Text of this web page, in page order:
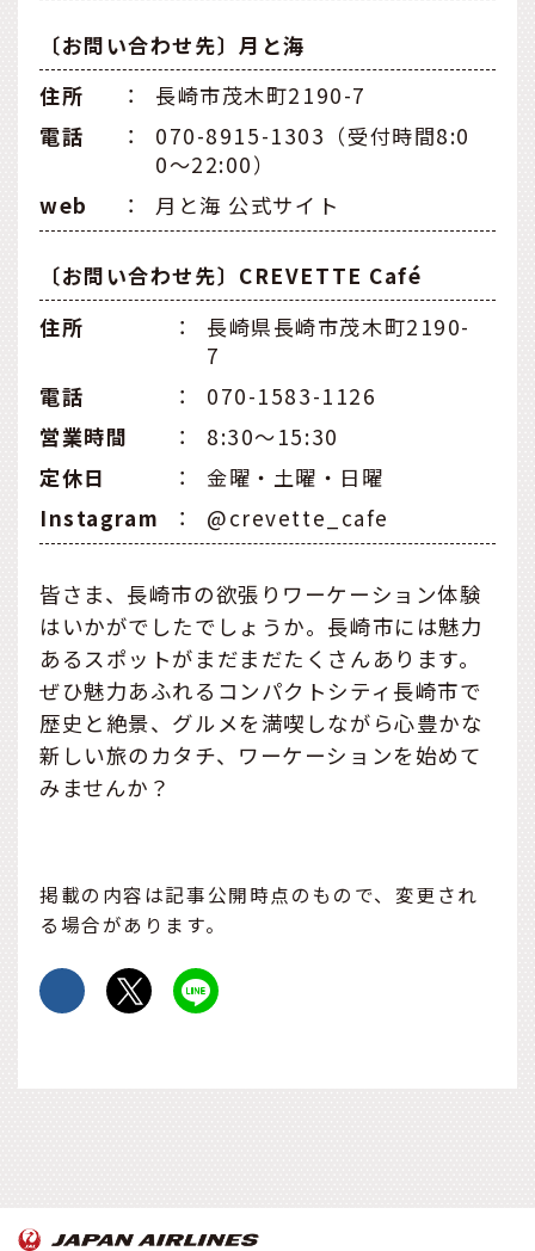
〔お問い合わせ先〕月と海
住所
：
長崎市茂木町2190-7
電話
：
070-8915-1303（受付時間8:0
0〜22:00）
web
： 月と海 公式サイト
〔お問い合わせ先〕CREVETTE Café
住所
：
長崎県長崎市茂木町2190-
7
電話
：
070-1583-1126
営業時間
：
8:30〜15:30
定休日
：
金曜・土曜・日曜
Instagram
： @crevette_cafe
皆さま、長崎市の欲張りワーケーション体験
はいかがでしたでしょうか。長崎市には魅力
あるスポットがまだまだたくさんあります。
ぜひ魅力あふれるコンパクトシティ長崎市で
歴史と絶景、グルメを満喫しながら心豊かな
新しい旅のカタチ、ワーケーションを始めて
みませんか？
掲載の内容は記事公開時点のもので、変更され
る場合があります。